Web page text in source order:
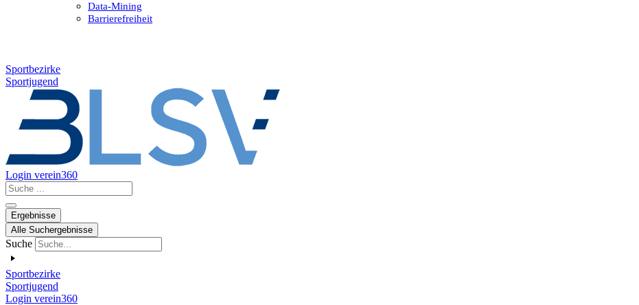
Data-Mining
Barrie­re­frei­heit
Sportbezirke
Sportjugend
Login verein360
Search
...
Ergebnisse
Alle Suchergebnisse
Suche
Sportbezirke
Sportjugend
Login verein360